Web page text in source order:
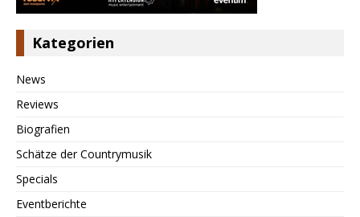
Kategorien
News
Reviews
Biografien
Schätze der Countrymusik
Specials
Eventberichte